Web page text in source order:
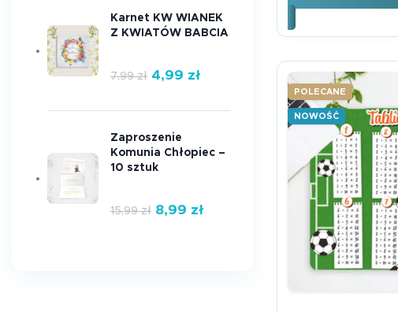
Karnet KW WIANEK
Z KWIATÓW BABCIA
7,99zł 4,99 zł
Zaproszenie
Komunia Chłopiec –
10 sztuk
15,99zł 8,99 zł
POLECANE
NOWOŚĆ